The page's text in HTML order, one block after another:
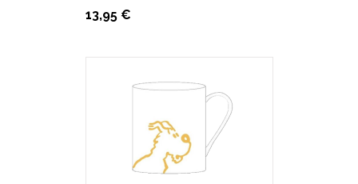
13,95 €